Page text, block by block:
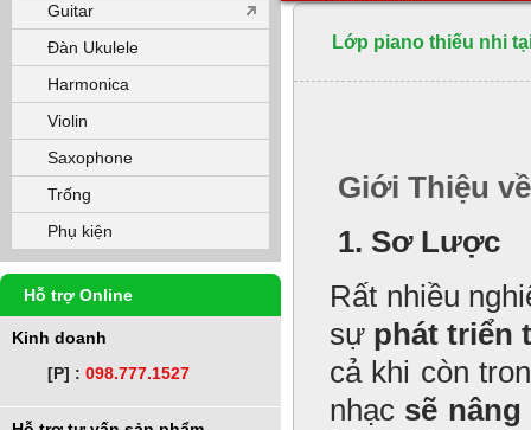
Guitar
Đàn Ukulele
Harmonica
Violin
Saxophone
Trống
Phụ kiện
Hỗ trợ Online
Kinh doanh
[P] : 098.777.1527
Lớp piano thiếu nhi
Giới Thiệu
1. Sơ Lược
Rất nhiều
sự phát triển
cả khi còn
nhạc sẽ